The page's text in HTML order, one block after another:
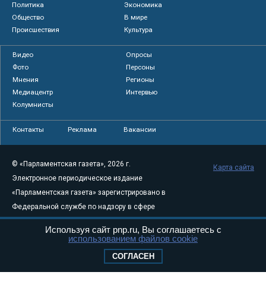
Политика
Экономика
Общество
В мире
Происшествия
Культура
Видео
Опросы
Фото
Персоны
Мнения
Регионы
Медиацентр
Интервью
Колумнисты
Контакты Реклама Вакансии
© «Парламентская газета», 2026 г.
Электронное периодическое издание
«Парламентская газета» зарегистрировано в
Федеральной службе по надзору в сфере
связи, информационных технологий и
массовых коммуникаций (Роскомнадзор) 05
Свидетельство о регистрации Эл № ФС77-
Карта сайта
Используя сайт pnp.ru, Вы соглашаетесь с
использованием файлов cookie
СОГЛАСЕН